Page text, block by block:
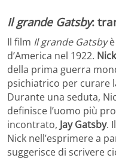
Il grande Gatsby:
Il film Il grande Gatsbyè
d’America nel 1922.
della prima guerra
psichiatrico per curare
Durante una seduta,
definisce l’uomo più
incontrato, Jay Gatsby.
Nick nell’esprimere a
suggerisce di scrivere